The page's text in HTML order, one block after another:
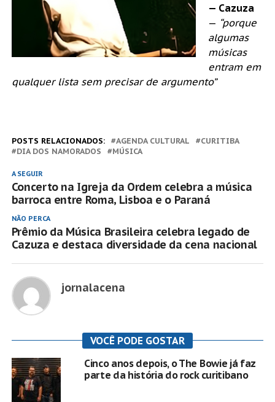
— Cazuza
— “porque
algumas
músicas
entram em
qualquer lista sem precisar de argumento”
POSTS RELACIONADOS: AGENDA CULTURAL
CURITIBA
DIA DOS NAMORADOS
MÚSICA
A SEGUIR
Concerto na Igreja da Ordem celebra a música
barroca entre Roma, Lisboa e o Paraná
NÃO PERCA
Prêmio da Música Brasileira celebra legado de
Cazuza e destaca diversidade da cena nacional
jornalacena
VOCÊ PODE GOSTAR
Cinco anos depois, o The Bowie já faz
parte da história do rock curitibano